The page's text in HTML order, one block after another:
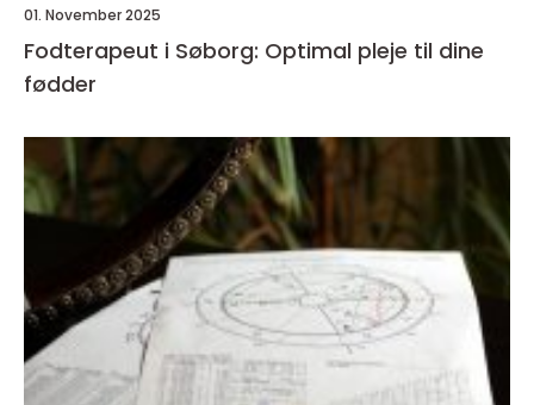
01. November 2025
Fodterapeut i Søborg: Optimal pleje til dine
fødder